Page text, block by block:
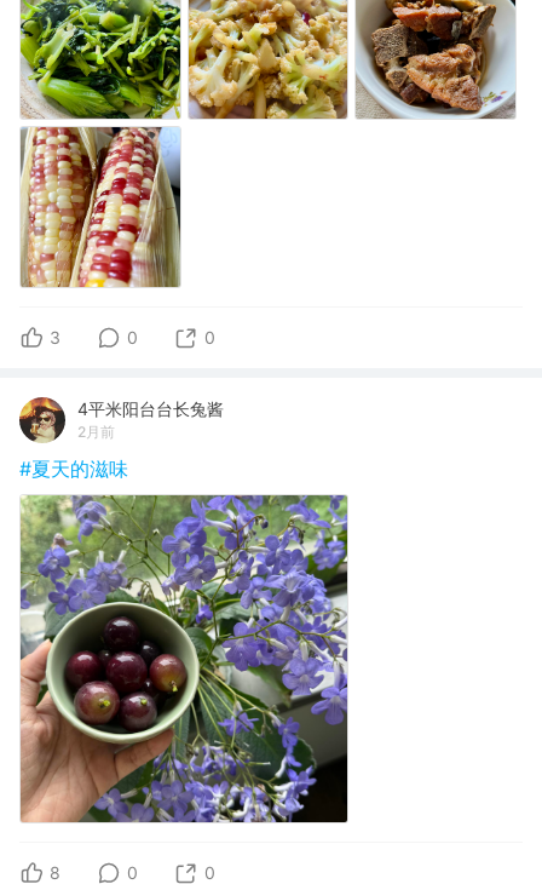
3 0 0
4平米阳台台长兔酱
2月前
#夏天的滋味
8 0 0